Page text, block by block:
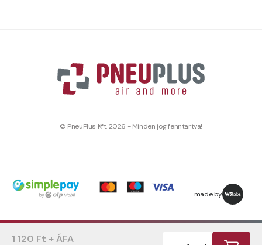
1 120 Ft + ÁFA
© PneuPlus Kft. 2026 - Minden jog fenntartva!
made by